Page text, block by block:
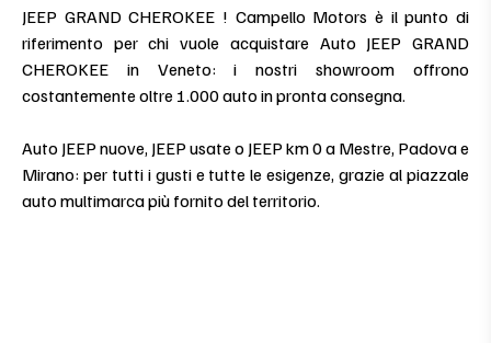
JEEP GRAND CHEROKEE ! Campello Motors è il punto di
riferimento per chi vuole acquistare Auto JEEP GRAND
CHEROKEE in Veneto: i nostri showroom offrono
costantemente oltre 1.000 auto in pronta consegna.
Auto JEEP nuove, JEEP usate o JEEP km 0 a Mestre, Padova e
Mirano: per tutti i gusti e tutte le esigenze, grazie al piazzale
auto multimarca più fornito del territorio.